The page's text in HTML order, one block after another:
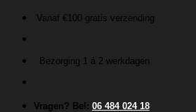
inhoud
Vanaf €100 gratis verzending
Bezorging 1 á 2 werkdagen
Vragen? Bel: 06 484 024 18